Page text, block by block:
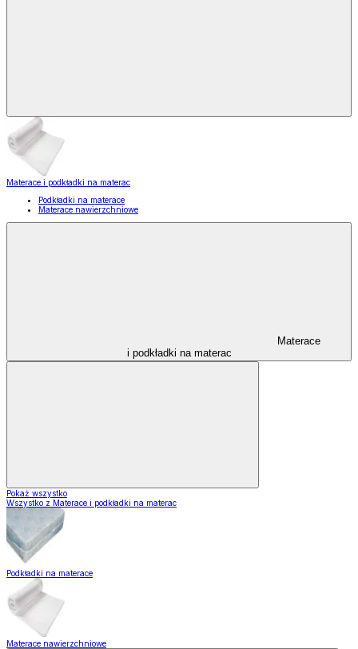
Materace i podkładki na materac
Podkładki na materace
Materace nawierzchniowe
Materace
i podkładki na materac
Pokaż wszystko
Wszystko z Materace i podkładki na materac
Podkładki na materace
Materace nawierzchniowe